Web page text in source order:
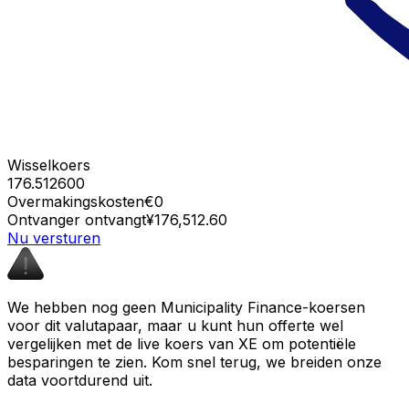
Wisselkoers
176.512600
Overmakingskosten€0
Ontvanger ontvangt¥176,512.60
Nu versturen
We hebben nog geen Municipality Finance-koersen
voor dit valutapaar, maar u kunt hun offerte wel
vergelijken met de live koers van XE om potentiële
besparingen te zien. Kom snel terug, we breiden onze
data voortdurend uit.